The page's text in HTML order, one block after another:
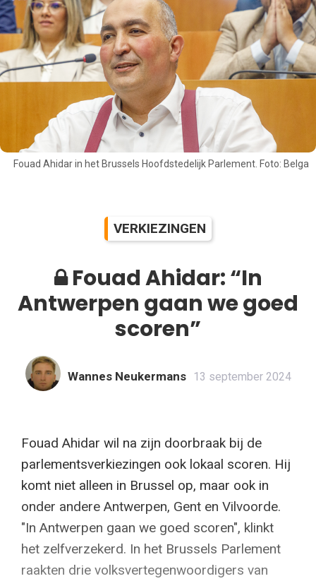
Fouad Ahidar in het Brussels Hoofdstedelijk Parlement. Foto: Belga
VERKIEZINGEN
Fouad Ahidar: “In
Antwerpen gaan we goed
scoren”
Wannes Neukermans 13 september 2024
Fouad Ahidar wil na zijn doorbraak bij de
parlementsverkiezingen ook lokaal scoren. Hij
komt niet alleen in Brussel op, maar ook in
onder andere Antwerpen, Gent en Vilvoorde.
"In Antwerpen gaan we goed scoren", klinkt
het zelfverzekerd. In het Brussels Parlement
raakten drie volksvertegenwoordigers van